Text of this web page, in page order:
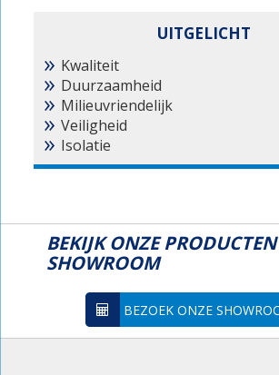
UITGELICHT
Kwaliteit
Duurzaamheid
Milieuvriendelijk
Veiligheid
Isolatie
BEKIJK ONZE
SHOWROOM
BEZOEK ONZE